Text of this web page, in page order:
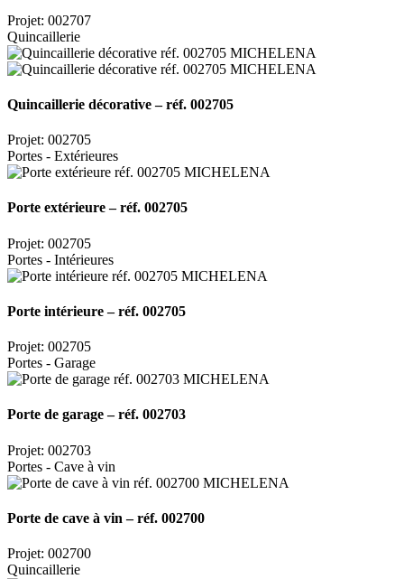
Projet: 002707
Quincaillerie
Quincaillerie décorative – réf. 002705
Projet: 002705
Portes - Extérieures
Porte extérieure – réf. 002705
Projet: 002705
Portes - Intérieures
Porte intérieure – réf. 002705
Projet: 002705
Portes - Garage
Porte de garage – réf. 002703
Projet: 002703
Portes - Cave à vin
Porte de cave à vin – réf. 002700
Projet: 002700
Quincaillerie